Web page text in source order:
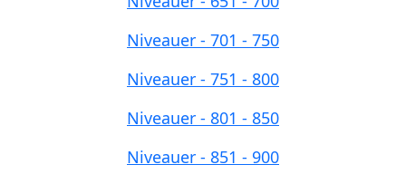
Niveauer - 701 - 750
Niveauer - 751 - 800
Niveauer - 801 - 850
Niveauer - 851 - 900